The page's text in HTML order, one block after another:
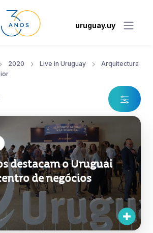
uruguay.uy
2020 Live in Uruguay
Arquitectura
destacam o Uruguai
de negócios